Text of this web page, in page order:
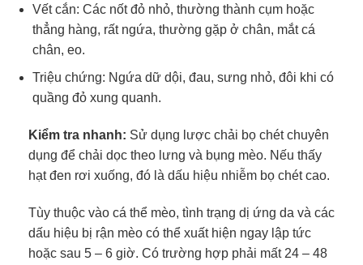
Vết cắn: Các nốt đỏ nhỏ, thường thành cụm hoặc
thẳng hàng, rất ngứa, thường gặp ở chân, mắt cá
chân, eo.
Triệu chứng: Ngứa dữ dội, đau, sưng nhỏ, đôi khi có
quầng đỏ xung quanh.
Kiểm tra nhanh: Sử dụng lược chải bọ chét chuyên
dụng để chải dọc theo lưng và bụng mèo. Nếu thấy
hạt đen rơi xuống, đó là dấu hiệu nhiễm bọ chét cao.
Tùy thuộc vào cá thể mèo, tình trạng dị ứng da và các
dấu hiệu bị rận mèo có thể xuất hiện ngay lập tức
hoặc sau 5 – 6 giờ. Có trường hợp phải mất 24 – 48